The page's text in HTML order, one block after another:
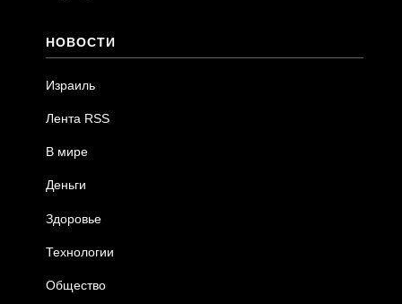
НОВОСТИ
Израиль
Лента RSS
В мире
Деньги
Здоровье
Технологии
Общество